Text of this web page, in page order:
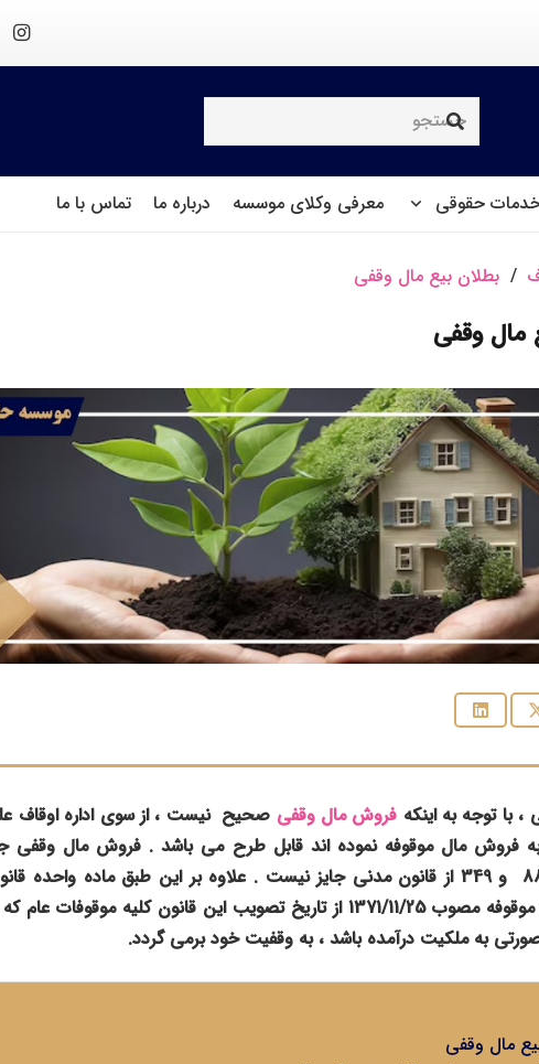
حقوقی معرفی وکلای موسسه درباره ما تماس با ما
/ بطلان بیع مال وقفی
مال وقفی
با توجه به اینکه فروش مال وقفی صحیح نیست ، از سوی اداره اوقاف
فروش مال موقوفه نموده اند قابل طرح می باشد . فروش مال وقفی
تصریح در مادتین 88 و 349 از قانون مدنی جایز نیست . علاوه بر این طبق ماده
رقبات، آب و اراضی موقوفه مصوب 1371/11/25 از تاریخ تصویب این قانون
به ملکیت درآمده باشد ، به وقفیت خود برمی گردد.
مال وقفی